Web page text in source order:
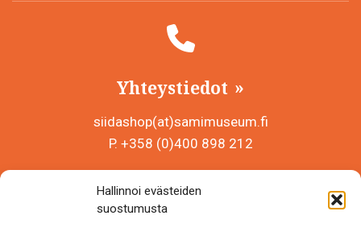
Hallinnoi evästeiden
suostumusta
Yhteystiedot
siidashop(at)samimuseum.fi
P. +358 (0)400 898 212
Y-tunnus 0625907-2